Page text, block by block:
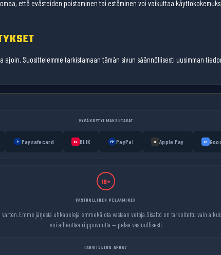
että evästeiden poistaminen tai estäminen voi vaikuttaa
Suosittelemme tarkistamaan tämän sivun säännöllisesti uusimman
HYVÄKSYTYT MAKSUTAVAT
P Paysafecard BL BLIK PP PayPal AP Apple Pay GP
18+
VASTUULLINEN PELAAMINEN
Emme järjestä uhkapelejä emmekä ota vastaan vetoja. Sisältö on tarkoitettu vain
voi aiheuttaa riippuvuutta — pelaa vastuullisesti.
TARVITSETKO APUA?